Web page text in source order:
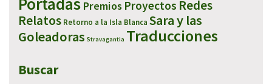
Premios Proyectos Redes
Relatos Retorno a la Isla Blanca Sara y las
Goleadoras Stravagantia Traducciones
Buscar